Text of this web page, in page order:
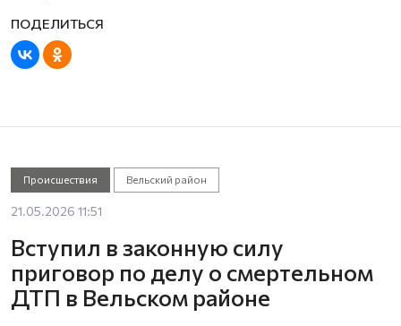
Происшествия Вельский район
21.05.2026 11:51
Вступил в законную силу
приговор по делу о смертельном
ДТП в Вельском районе